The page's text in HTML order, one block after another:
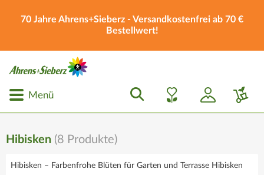
70 Jahre Ahrens+Sieberz - Versandkostenfrei ab 70 €
Bestellwert!
Menü
Hibisken (8 Produkte)
Hibisken – Farbenfrohe Blüten für Garten und Terrasse Hibisken